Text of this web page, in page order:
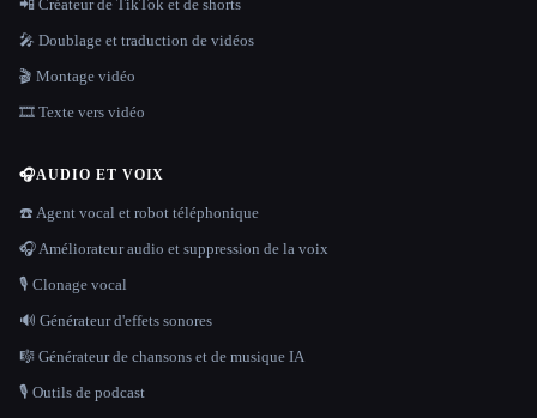
📲 Créateur de TikTok et de shorts
🎤 Doublage et traduction de vidéos
🎬 Montage vidéo
🎞️ Texte vers vidéo
🎧AUDIO ET VOIX
☎️ Agent vocal et robot téléphonique
🎧 Améliorateur audio et suppression de la voix
🎙️ Clonage vocal
🔊 Générateur d'effets sonores
🎼 Générateur de chansons et de musique IA
🎙️ Outils de podcast